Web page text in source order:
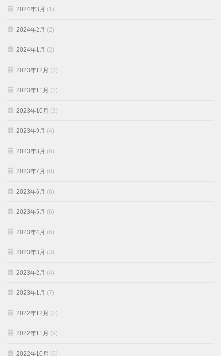
2024年3月 (1)
2024年2月 (2)
2024年1月 (2)
2023年12月 (3)
2023年11月 (2)
2023年10月 (3)
2023年9月 (4)
2023年8月 (6)
2023年7月 (8)
2023年6月 (6)
2023年5月 (6)
2023年4月 (6)
2023年3月 (3)
2023年2月 (4)
2023年1月 (7)
2022年12月 (8)
2022年11月 (9)
2022年10月 (6)